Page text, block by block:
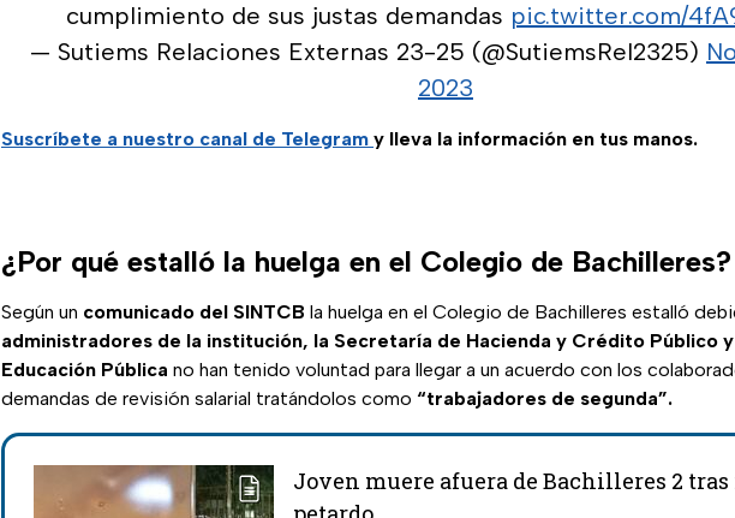
cumplimiento de sus justas demandas pic.twitter.com/
— Sutiems Relaciones Externas 23-25 (@SutiemsRel2325)
2023
Suscríbete a nuestro canal de Telegram y lleva la información en tus manos.
¿Por qué estalló la huelga en el Colegio de Bachilleres?
Según un comunicado del SINTCB la huelga en el Colegio de Bachilleres estalló
administradores de la institución, la Secretaría de Hacienda y Crédito Público
Educación Pública no han tenido voluntad para llegar a un acuerdo con los
demandas de revisión salarial tratándolos como “trabajadores de segunda”.
Joven muere afuera de Bachilleres 2